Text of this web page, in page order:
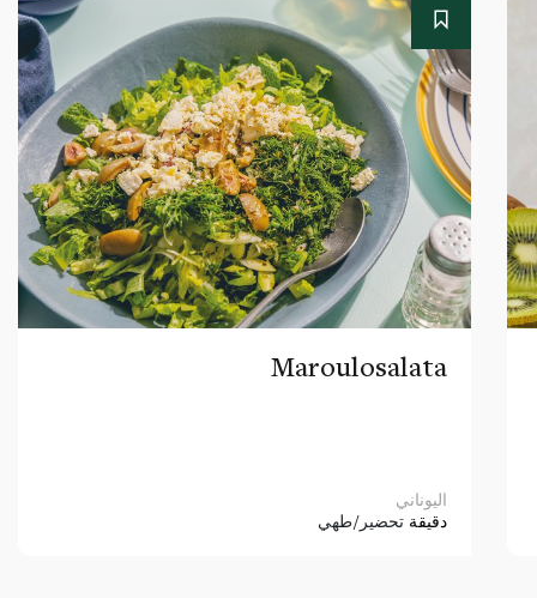
Maroulosalata
اليوناني
دقيقة تحضير/طهي